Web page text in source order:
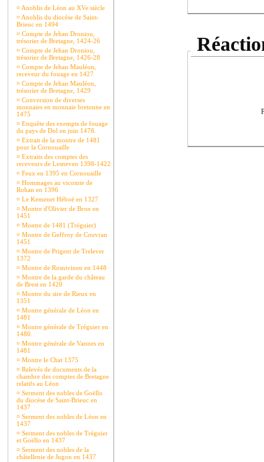
¤ Anoblis de Léon au XVe siècle
¤ Anoblis du diocèse de Saint-
Brieuc en 1494
¤ Compte de Jehan Droniou,
trésorier de Bretagne, 1424-26
¤ Compte de Jehan Droniou,
trésorier de Bretagne, 1426-28
¤ Compte de Jehan Mauléon,
receveur du fouage en 1427
¤ Compte de Jehan Mauléon,
trésorier de Bretagne, 1429
¤ Conversion de diverses
monnaies en monnaie bretonne en
1475
¤ Enquête des exempts de fouage
du pays de Dol en juin 1478.
¤ Extrait de la montre de 1481
pour la Cornouaille
¤ Extraits des comptes des
receveurs de Lesneven 1398-1422
¤ Feux en 1395 en Cornouaille
¤ Hommages au vicomte de
Rohan en 1396
¤ Le Kemenet Héboé en 1327
¤ Montre d'Olivier de Bron en
1451
¤ Montre de 1481 (Tréguier)
¤ Montre de Geffroy de Couvran
1451
¤ Montre de Prigent de Trelever
1372
¤ Montre de Rosnivinen en 1448
¤ Montre de la garde du château
de Brest en 1420
¤ Montre du sire de Rieux en
1351
¤ Montre générale de Léon en
1481
¤ Montre générale de Tréguier en
1480.
¤ Montre générale de Vannes en
1481
¤ Montre le Chat 1375
¤ Relevés de documents de la
chambre des comptes de Bretagne
relatifs au Léon
¤ Serment des nobles de Goëllo
du diocèse de Saint-Brieuc en
1437
¤ Serment des nobles de Léon en
1437
¤ Serment des nobles de Tréguier
et Goëllo en 1437
¤ Serment des nobles de la
châtellenie de Jugon en 1437